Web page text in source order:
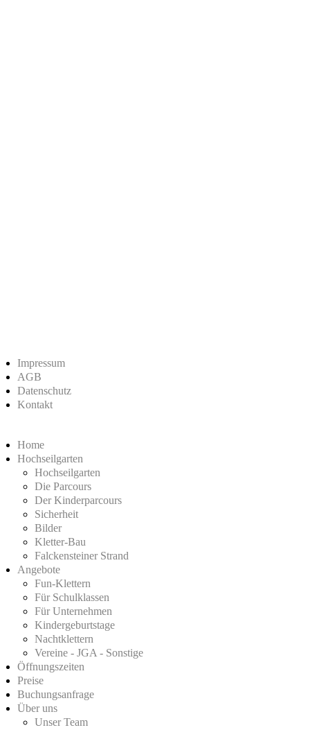
Impressum
AGB
Datenschutz
Kontakt
Home
Hochseilgarten
Hochseilgarten
Die Parcours
Der Kinderparcours
Sicherheit
Bilder
Kletter-Bau
Falckensteiner Strand
Angebote
Fun-Klettern
Für Schulklassen
Für Unternehmen
Kindergeburtstage
Nachtklettern
Vereine - JGA - Sonstige
Öffnungszeiten
Preise
Buchungsanfrage
Über uns
Unser Team